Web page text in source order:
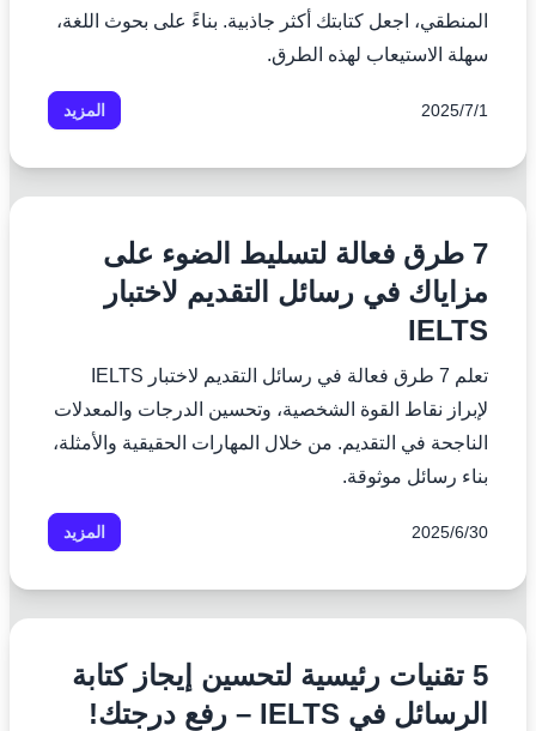
المنطقي، اجعل كتابتك أكثر جاذبية. بناءً على بحوث اللغة،
سهلة الاستيعاب لهذه الطرق.
1‏/7‏/2025 المزيد
7 طرق فعالة لتسليط الضوء على
مزاياك في رسائل التقديم لاختبار
IELTS
تعلم 7 طرق فعالة في رسائل التقديم لاختبار IELTS
لإبراز نقاط القوة الشخصية، وتحسين الدرجات والمعدلات
الناجحة في التقديم. من خلال المهارات الحقيقية والأمثلة،
بناء رسائل موثوقة.
30‏/6‏/2025 المزيد
5 تقنيات رئيسية لتحسين إيجاز كتابة
الرسائل في IELTS – رفع درجتك!